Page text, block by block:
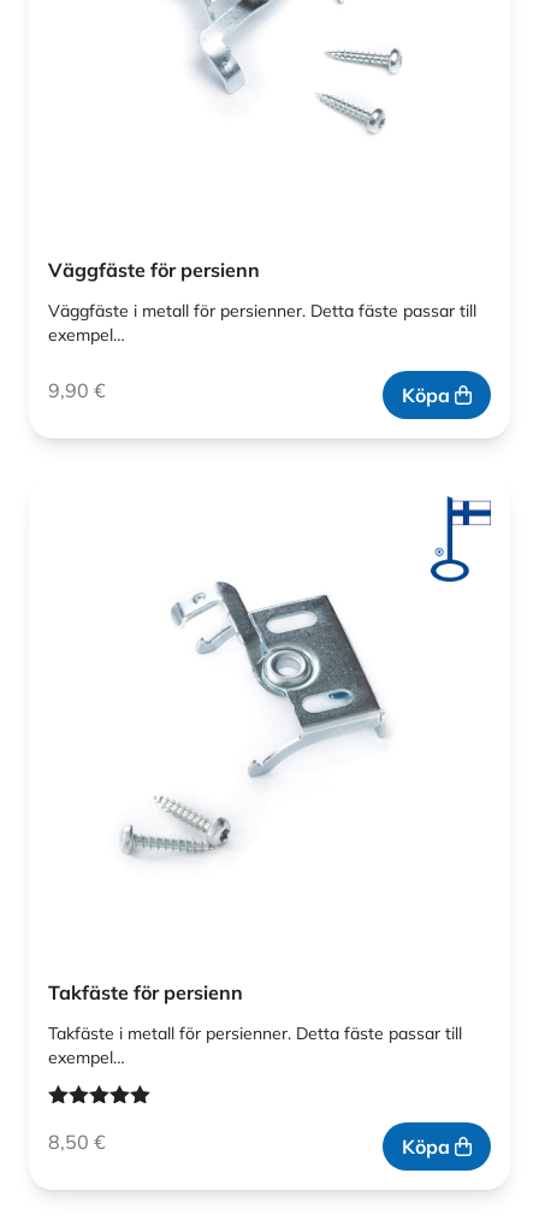
Väggfäste för persienn
Väggfäste i metall för persienner. Detta fäste passar till
exempel…
9,90 € Köpa
Takfäste för persienn
Takfäste i metall för persienner. Detta fäste passar till
exempel…
5.00av 5
8,50 € Köpa